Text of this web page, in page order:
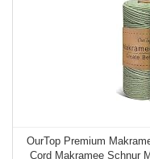
OurTop Premium
Cord Makramee Schnur